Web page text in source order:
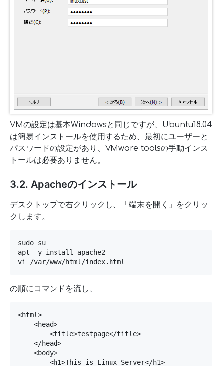
VMの設定は基本Windowsと同じですが、Ubuntu18.04
は簡易インストールを使用するため、最初にユーザーと
パスワードの設定があり、VMware toolsの手動インス
トールは必要ありません。
3.2. Apacheのインストール
デスクトップで右クリックし、「端末を開く」をクリッ
クします。
sudo su
apt -y install apache2
vi /var/www/html/index.html
の順にコマンドを流し、
<html>
    <head>
        <title>testpage</title>
    </head>
    <body>
        <h1>This is Linux Server</h1>